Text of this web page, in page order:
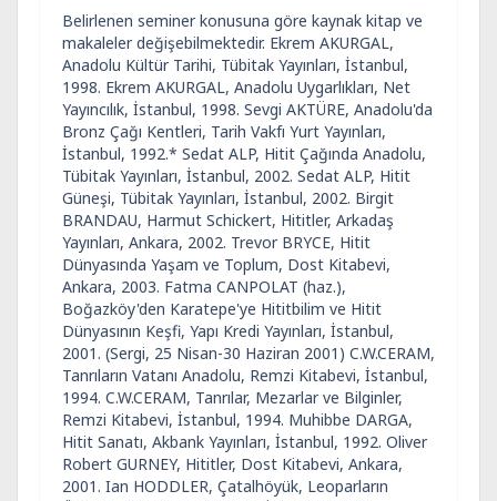
Belirlenen seminer konusuna göre kaynak kitap ve
makaleler değişebilmektedir. Ekrem AKURGAL,
Anadolu Kültür Tarihi, Tübitak Yayınları, İstanbul,
1998. Ekrem AKURGAL, Anadolu Uygarlıkları, Net
Yayıncılık, İstanbul, 1998. Sevgi AKTÜRE, Anadolu'da
Bronz Çağı Kentleri, Tarih Vakfı Yurt Yayınları,
İstanbul, 1992.* Sedat ALP, Hitit Çağında Anadolu,
Tübitak Yayınları, İstanbul, 2002. Sedat ALP, Hitit
Güneşi, Tübitak Yayınları, İstanbul, 2002. Birgit
BRANDAU, Harmut Schickert, Hititler, Arkadaş
Yayınları, Ankara, 2002. Trevor BRYCE, Hitit
Dünyasında Yaşam ve Toplum, Dost Kitabevi,
Ankara, 2003. Fatma CANPOLAT (haz.),
Boğazköy'den Karatepe'ye Hititbilim ve Hitit
Dünyasının Keşfi, Yapı Kredi Yayınları, İstanbul,
2001. (Sergi, 25 Nisan-30 Haziran 2001) C.W.CERAM,
Tanrıların Vatanı Anadolu, Remzi Kitabevi, İstanbul,
1994. C.W.CERAM, Tanrılar, Mezarlar ve Bilginler,
Remzi Kitabevi, İstanbul, 1994. Muhibbe DARGA,
Hitit Sanatı, Akbank Yayınları, İstanbul, 1992. Oliver
Robert GURNEY, Hititler, Dost Kitabevi, Ankara,
2001. Ian HODDLER, Çatalhöyük, Leoparların